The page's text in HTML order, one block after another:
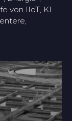
von IIoT, KI